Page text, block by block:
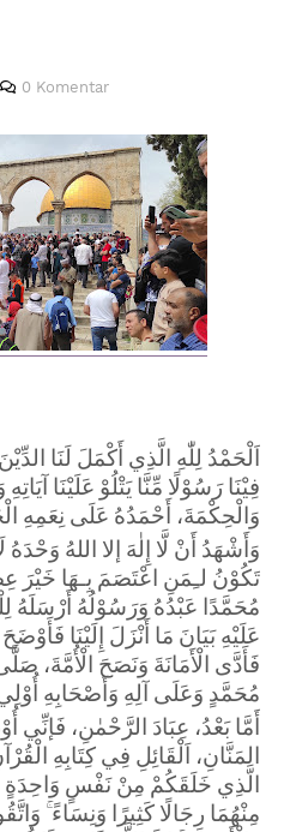
0 Komentar
وَالْحِكْمَةَ، أَحْمَدُهُ عَلَى نِعَمِهِ
مُحَمَّدٍ وَعَلَى آلِهِ وَأَصْحَابِهِ